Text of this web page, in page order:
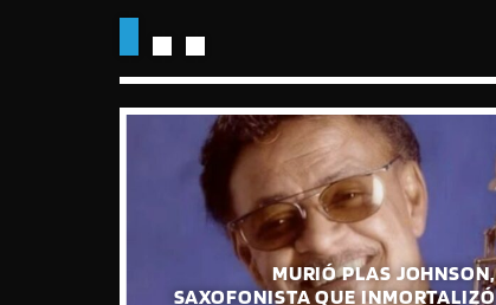
MURIÓ PLAS
SAXOFONISTA QUE